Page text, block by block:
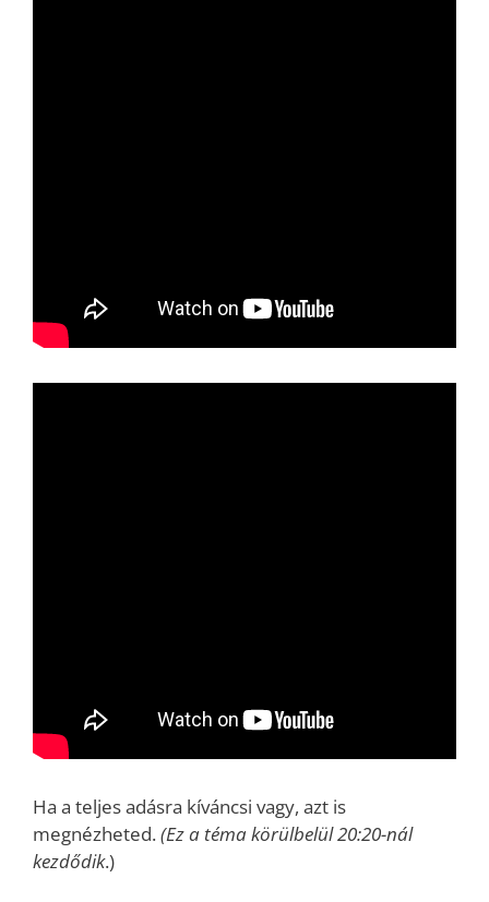
Ha a teljes adásra kíváncsi vagy, azt is
megnézheted.(Ez a téma körülbelül 20:20-nál
kezdődik.)